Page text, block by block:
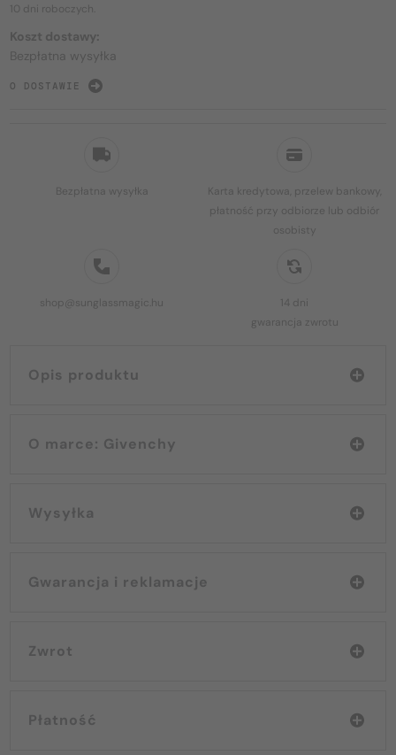
Bezpłatna wysyłka
Karta kredytowa, przelew bankowy,
płatność przy odbiorze lub odbiór
osobisty
shop@sunglassmagic.hu
14 dni
gwarancja zwrotu
Opis produktu
O marce: Givenchy
Wysyłka
Gwarancja i reklamacje
Zwrot
Płatność
10 dni roboczych.
Koszt dostawy:
Bezpłatna wysyłka
O DOSTAWIE